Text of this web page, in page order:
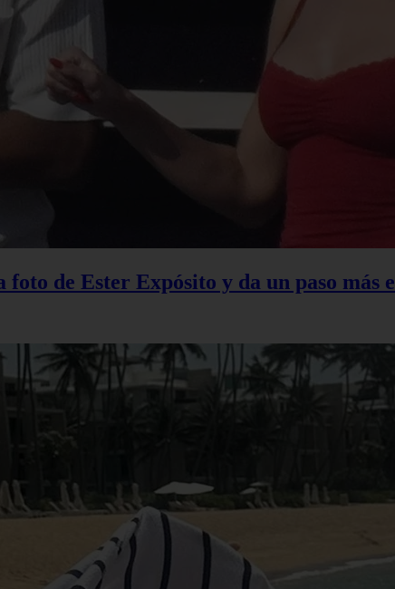
de Ester Expósito y da un paso más